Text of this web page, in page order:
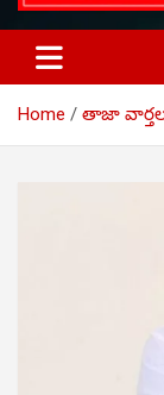
SIRA
Telugu Online
Home తాజా